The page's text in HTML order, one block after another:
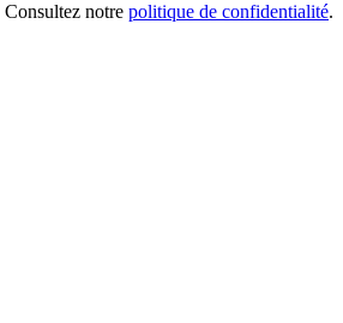
Consultez notre politique de confidentialité.